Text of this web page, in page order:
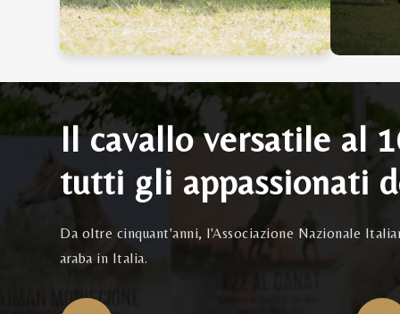
Il cavallo versatile al
tutti gli appassionati
Da oltre cinquant'anni, l'Associazione Nazionale
araba in Italia.